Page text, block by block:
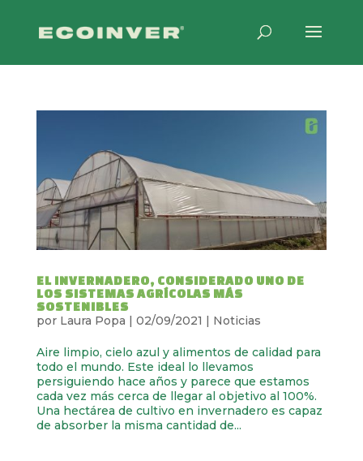
EL INVERNADERO, CONSIDERADO UNO DE
LOS SISTEMAS AGRÍCOLAS MÁS
SOSTENIBLES
por Laura Popa 02/09/2021 Noticias
Aire limpio, cielo azul y alimentos de calidad para
todo el mundo. Este ideal lo llevamos
persiguiendo hace años y parece que estamos
cada vez más cerca de llegar al objetivo al 100%.
Una hectárea de cultivo en invernadero es capaz
de absorber la misma cantidad de...